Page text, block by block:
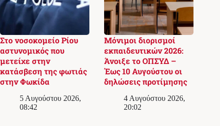
Στο νοσοκομείο Ρίου
αστυνομικός που
μετείχε στην
κατάσβεση της φωτιάς
στην Φωκίδα
5 Αυγούστου 2026,
08:42
Μόνιμοι διορισμοί
εκπαιδευτικών 2026:
Άνοιξε το ΟΠΣΥΔ –
Έως 10 Αυγούστου οι
δηλώσεις προτίμησης
4 Αυγούστου 2026,
20:02